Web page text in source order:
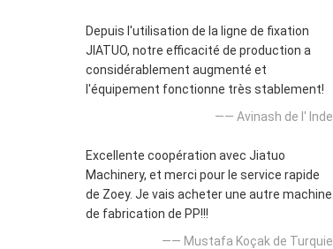
Depuis l'utilisation de la ligne de fixation
JIATUO, notre efficacité de production a
considérablement augmenté et
l'équipement fonctionne très stablement!
—— Avinash de l' Inde
Excellente coopération avec Jiatuo
Machinery, et merci pour le service rapide
de Zoey. Je vais acheter une autre machine
de fabrication de PP!!!
—— Mustafa Koçak de Turquie